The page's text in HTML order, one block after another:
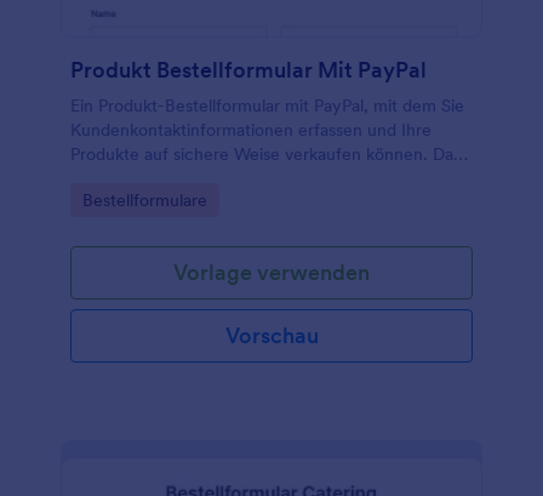
Produkt Bestellformular Mit PayPal
Ein Produkt-Bestellformular mit PayPal, mit dem Sie
Kundenkontaktinformationen erfassen und Ihre
Produkte auf sichere Weise verkaufen können. Das
Produktbilder anzuzeigen, Größen und Farben
wählen. Fügen Sie Ihr Logo, Bilder, Schriftarten und
Farben hinzu und fügen Sie das Formular entweder
auf der Website Ihres Unternehmens ein oder
verwenden Sie es als eigenständiges Formular.
Go to Category:
Bestellformulare
Vorlage verwenden
Vorschau